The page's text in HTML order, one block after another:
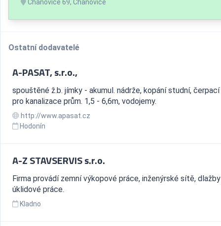
Chanovice 69, Chanovice
Ostatní dodavatelé
A-PASAT, s.r.o.,
spouštěné ž.b. jímky - akumul. nádrže, kopání studní,
pro kanalizace prům. 1,5 - 6,6m, vodojemy.
http://www.apasat.cz
Hodonín
A-Z STAVSERVIS s.r.o.
Firma provádí zemní výkopové práce, inženýrské sítě,
úklidové práce.
Kladno